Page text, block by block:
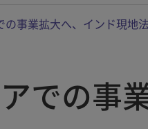
の事業拡大へ、インド現地
での事